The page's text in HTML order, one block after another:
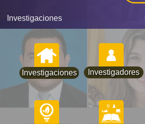
Investigaciones
Investigaciones Investigadores